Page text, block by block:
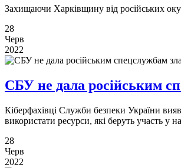
Захищаючи Харківщину від російських
28
Черв
2022
СБУ не дала російським
Кіберфахівці Служби безпеки України
використати ресурси, які беруть участь у
28
Черв
2022